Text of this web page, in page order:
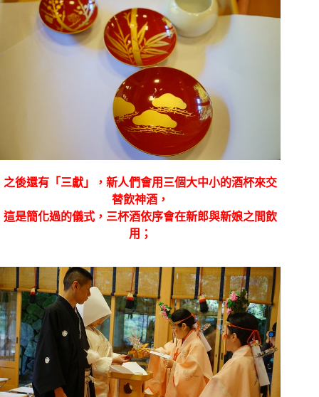
之後還有「三獻」，新人們會用三個大中小的酒杯來交
替飲神酒，
這是簡化過的儀式，三杯酒依序會在新郎與新娘之間飲
用；